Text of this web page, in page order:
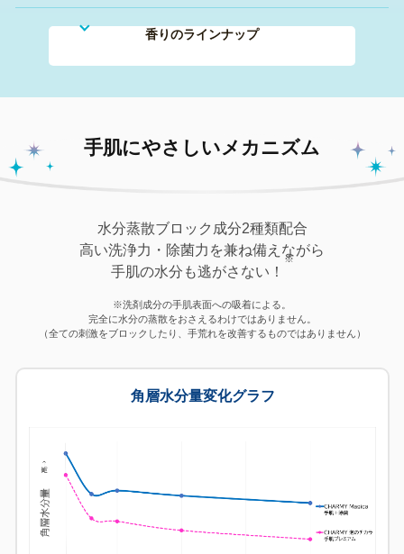
香りのラインナップ
手肌にやさしいメカニズム
水分蒸散ブロック成分2種類配合
高い洗浄力・除菌力を兼ね備えながら
手肌の水分も逃がさない！
※
※洗剤成分の手肌表面への吸着による。
完全に水分の蒸散をおさえるわけではありません。
（全ての刺激をブロックしたり、手荒れを改善するものではありません）
角層水分量変化グラフ